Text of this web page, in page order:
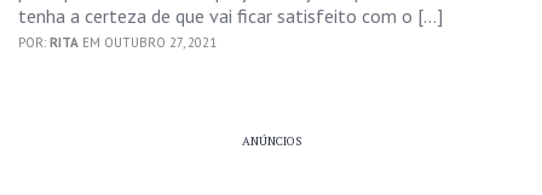
tenha a certeza de que vai ficar satisfeito com o […]
POR: RITA EM OUTUBRO 27, 2021
ANÚNCIOS